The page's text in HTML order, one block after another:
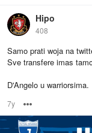
Hipo
408
Samo prati woja na
Sve transfere imas
D'Angelo u warriorsima.
7y